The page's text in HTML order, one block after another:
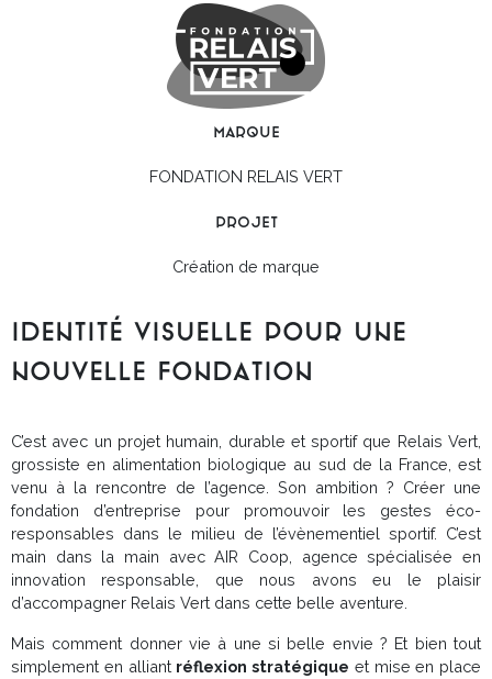
Identité visuelle pour une
nouvelle fondation
C’est avec un projet humain, durable et sportif que Relais Vert,
grossiste en alimentation biologique au sud de la France, est
venu à la rencontre de l’agence. Son ambition ? Créer une
fondation d’entreprise pour promouvoir les gestes éco-
responsables dans le milieu de l’évènementiel sportif. C’est
main dans la main avec AIR Coop, agence spécialisée en
innovation responsable, que nous avons eu le plaisir
d’accompagner Relais Vert dans cette belle aventure.
Mais comment donner vie à une si belle envie ? Et bien tout
simplement en alliant réflexion stratégique et mise en place
marque
FONDATION RELAIS VERT
projet
Création de marque